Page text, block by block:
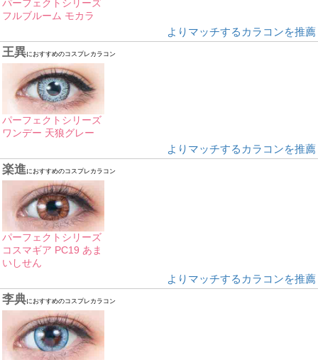
パーフェクトシリーズ
フルブルーム モカラ
よりマッチするカラコンを推薦
王異におすすめのコスプレカラコン
パーフェクトシリーズ
ワンデー 天狼グレー
よりマッチするカラコンを推薦
楽進におすすめのコスプレカラコン
パーフェクトシリーズ
コスマギア PC19 あま
いしせん
よりマッチするカラコンを推薦
李典におすすめのコスプレカラコン